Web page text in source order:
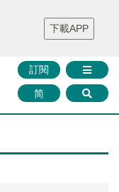
財華證券 媒體矩陣
智庫沙龍
聯絡我們
訂閱
简
下載APP